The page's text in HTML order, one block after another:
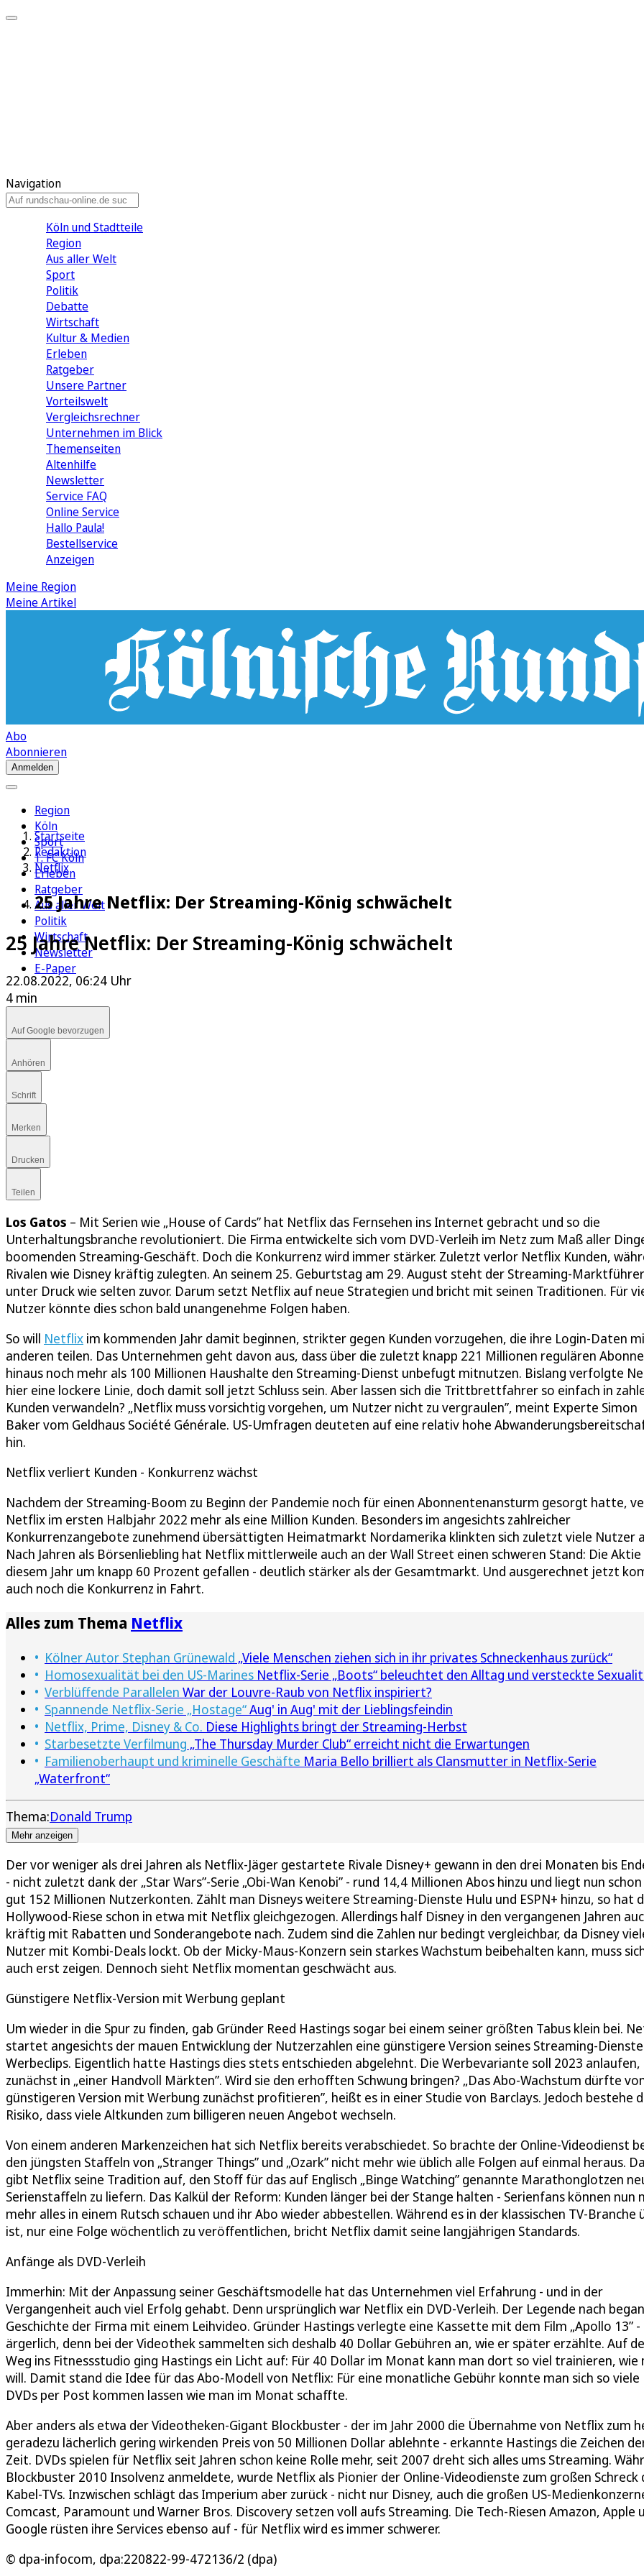
Navigation
Köln und Stadtteile
Region
Aus aller Welt
Sport
Politik
Debatte
Wirtschaft
Kultur & Medien
Erleben
Ratgeber
Unsere Partner
Vorteilswelt
Vergleichsrechner
Unternehmen im Blick
Themenseiten
Altenhilfe
Newsletter
Service FAQ
Online Service
Hallo Paula!
Bestellservice
Anzeigen
Meine Region
Meine Artikel
Abo
Abonnieren
Anmelden
Region
Köln
Sport
1. FC Köln
Erleben
Ratgeber
Aus aller Welt
Politik
Wirtschaft
Newsletter
E-Paper
Startseite
Redaktion
Netflix
25 Jahre Netflix: Der Streaming-König schwächelt
25 Jahre Netflix: Der Streaming-König schwächelt
22.08.2022, 06:24 Uhr
4 min
Auf Google bevorzugen
Anhören
Schrift
Merken
Drucken
Teilen
Los Gatos – Mit Serien wie „House of Cards” hat Netflix das Fernsehen ins Internet gebracht und so die
Unterhaltungsbranche revolutioniert. Die Firma entwickelte sich vom DVD-Verleih im Netz zum Maß aller
boomenden Streaming-Geschäft. Doch die Konkurrenz wird immer stärker. Zuletzt verlor Netflix Kunden,
Rivalen wie Disney kräftig zulegten. An seinem 25. Geburtstag am 29. August steht der Streaming-Marktführer
unter Druck wie selten zuvor. Darum setzt Netflix auf neue Strategien und bricht mit seinen Traditionen. Für
Nutzer könnte dies schon bald unangenehme Folgen haben.
So will Netflix im kommenden Jahr damit beginnen, strikter gegen Kunden vorzugehen, die ihre Login-Daten
anderen teilen. Das Unternehmen geht davon aus, dass über die zuletzt knapp 221 Millionen regulären
hinaus noch mehr als 100 Millionen Haushalte den Streaming-Dienst unbefugt mitnutzen. Bislang verfolgte
hier eine lockere Linie, doch damit soll jetzt Schluss sein. Aber lassen sich die Trittbrettfahrer so einfach in
Kunden verwandeln? „Netflix muss vorsichtig vorgehen, um Nutzer nicht zu vergraulen”, meint Experte Simon
Baker vom Geldhaus Société Générale. US-Umfragen deuteten auf eine relativ hohe
hin.
Netflix verliert Kunden - Konkurrenz wächst
Nachdem der Streaming-Boom zu Beginn der Pandemie noch für einen Abonnentenansturm gesorgt hatte,
Netflix im ersten Halbjahr 2022 mehr als eine Million Kunden. Besonders im angesichts zahlreicher
Konkurrenzangebote zunehmend übersättigten Heimatmarkt Nordamerika klinkten sich zuletzt viele Nutzer
Nach Jahren als Börsenliebling hat Netflix mittlerweile auch an der Wall Street einen schweren Stand: Die
diesem Jahr um knapp 60 Prozent gefallen - deutlich stärker als der Gesamtmarkt. Und ausgerechnet jetzt
auch noch die Konkurrenz in Fahrt.
Alles zum Thema Netflix
Kölner Autor Stephan Grünewald „Viele Menschen ziehen sich in ihr privates Schneckenhaus zurück“
Homosexualität bei den US-Marines Netflix-Serie „Boots“ beleuchtet den Alltag und versteckte
Verblüffende Parallelen War der Louvre-Raub von Netflix inspiriert?
Spannende Netflix-Serie „Hostage“Aug' in Aug' mit der Lieblingsfeindin
Netflix, Prime, Disney & Co. Diese Highlights bringt der Streaming-Herbst
Starbesetzte Verfilmung „The Thursday Murder Club“ erreicht nicht die Erwartungen
Familienoberhaupt und kriminelle Geschäfte Maria Bello brilliert als Clansmutter in Netflix-Serie
„Waterfront“
Thema:Donald Trump
Mehr anzeigen
Der vor weniger als drei Jahren als Netflix-Jäger gestartete Rivale Disney+ gewann in den drei Monaten bis
- nicht zuletzt dank der „Star Wars”-Serie „Obi-Wan Kenobi” - rund 14,4 Millionen Abos hinzu und liegt nun
gut 152 Millionen Nutzerkonten. Zählt man Disneys weitere Streaming-Dienste Hulu und ESPN+ hinzu, so hat
Hollywood-Riese schon in etwa mit Netflix gleichgezogen. Allerdings half Disney in den vergangenen Jahren
kräftig mit Rabatten und Sonderangebote nach. Zudem sind die Zahlen nur bedingt vergleichbar, da Disney
Nutzer mit Kombi-Deals lockt. Ob der Micky-Maus-Konzern sein starkes Wachstum beibehalten kann, muss
auch erst zeigen. Dennoch sieht Netflix momentan geschwächt aus.
Günstigere Netflix-Version mit Werbung geplant
Um wieder in die Spur zu finden, gab Gründer Reed Hastings sogar bei einem seiner größten Tabus klein bei.
startet angesichts der mauen Entwicklung der Nutzerzahlen eine günstigere Version seines Streaming-
Werbeclips. Eigentlich hatte Hastings dies stets entschieden abgelehnt. Die Werbevariante soll 2023 anlaufen,
zunächst in „einer Handvoll Märkten”. Wird sie den erhofften Schwung bringen? „Das Abo-Wachstum dürfte
günstigeren Version mit Werbung zunächst profitieren”, heißt es in einer Studie von Barclays. Jedoch bestehe
Risiko, dass viele Altkunden zum billigeren neuen Angebot wechseln.
Von einem anderen Markenzeichen hat sich Netflix bereits verabschiedet. So brachte der Online-Videodienst
den jüngsten Staffeln von „Stranger Things” und „Ozark” nicht mehr wie üblich alle Folgen auf einmal heraus.
gibt Netflix seine Tradition auf, den Stoff für das auf Englisch „Binge Watching” genannte Marathonglotzen
Serienstaffeln zu liefern. Das Kalkül der Reform: Kunden länger bei der Stange halten - Serienfans können nun
mehr alles in einem Rutsch schauen und ihr Abo wieder abbestellen. Während es in der klassischen TV-Branche
ist, nur eine Folge wöchentlich zu veröffentlichen, bricht Netflix damit seine langjährigen Standards.
Anfänge als DVD-Verleih
Immerhin: Mit der Anpassung seiner Geschäftsmodelle hat das Unternehmen viel Erfahrung - und in der
Vergangenheit auch viel Erfolg gehabt. Denn ursprünglich war Netflix ein DVD-Verleih. Der Legende nach
Geschichte der Firma mit einem Leihvideo. Gründer Hastings verlegte eine Kassette mit dem Film „Apollo 13” -
ärgerlich, denn bei der Videothek sammelten sich deshalb 40 Dollar Gebühren an, wie er später erzählte. Auf
Weg ins Fitnessstudio ging Hastings ein Licht auf: Für 40 Dollar im Monat kann man dort so viel trainieren, wie
will. Damit stand die Idee für das Abo-Modell von Netflix: Für eine monatliche Gebühr konnte man sich so viele
DVDs per Post kommen lassen wie man im Monat schaffte.
Aber anders als etwa der Videotheken-Gigant Blockbuster - der im Jahr 2000 die Übernahme von Netflix zum
geradezu lächerlich gering wirkenden Preis von 50 Millionen Dollar ablehnte - erkannte Hastings die Zeichen
Zeit. DVDs spielen für Netflix seit Jahren schon keine Rolle mehr, seit 2007 dreht sich alles ums Streaming.
Blockbuster 2010 Insolvenz anmeldete, wurde Netflix als Pionier der Online-Videodienste zum großen Schreck
Kabel-TVs. Inzwischen schlägt das Imperium aber zurück - nicht nur Disney, auch die großen US-
Comcast, Paramount und Warner Bros. Discovery setzen voll aufs Streaming. Die Tech-Riesen Amazon, Apple
Google rüsten ihre Services ebenso auf - für Netflix wird es immer schwerer.
© dpa-infocom, dpa:220822-99-472136/2 (dpa)